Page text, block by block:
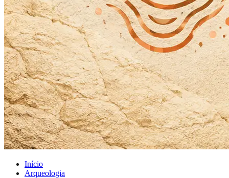
Início
Arqueologia